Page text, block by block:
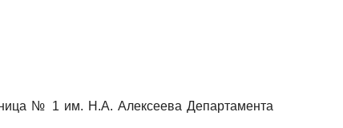
№ 1 им. Н.А. Алексеева Департамента